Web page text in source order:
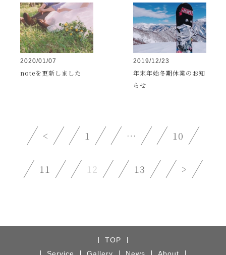
2020/01/07
noteを更新しました
2019/12/23
年末年始冬期休業のお知
らせ
< 1 … 10
11 12 13 >
TOP